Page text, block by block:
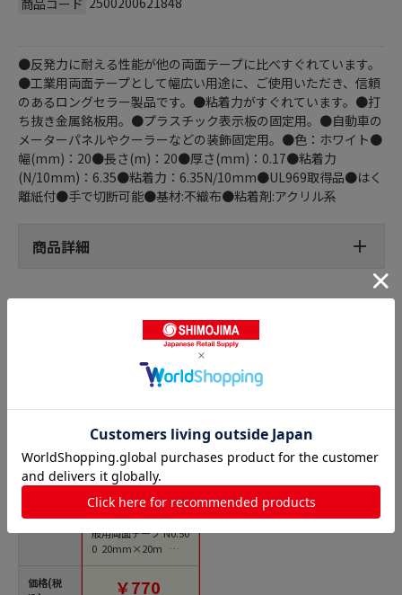
商品コード
●反発力に耐える性能が他の両面テープに比べすぐれています。
●工業用両面テープとして幅広い用途に、ご使用いただき、信頼
のあるロングセラー製品です。●粘着力がすぐれています。●打
ち抜き金属銘板用。●プラスチック表示板の固定用。●自動車の
メーターパネルやクーラーなどの装飾固定用。●色：ホワイト●
幅(mm)：20●長さ(m)：20●厚さ(mm)：0.17●粘着力
(N/10mm)：6.35●粘着力：6.35N/10mm●UL969取得品●はく
離紙付●手で切断可能●基材:不織布●粘着剤:アクリル系
商品詳細
一般両面テープの人気商品との比較
商品名
価格(税
トラスコ中山 日東 一
般用両面テープ N0.50
0 20mm×20m ホワ
イト（ご注文単位1
￥770